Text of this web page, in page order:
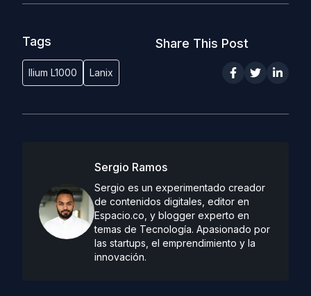
Tags
Ilium L1000 Lanix
Share This Post
Sergio Ramos
Sergio es un experimentado creador
de contenidos digitales, editor en
Espacio.co, y blogger experto en
temas de Tecnología. Apasionado por
las startups, el emprendimiento y la
innovación.